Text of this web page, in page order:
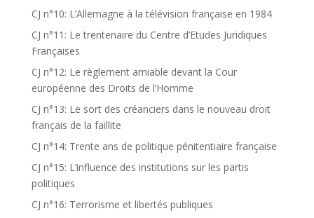
CJ n°10: L’Allemagne à la télévision française en 1984
CJ n°11: Le trentenaire du Centre d’Etudes Juridiques
Françaises
CJ n°12: Le règlement amiable devant la Cour
européenne des Droits de l’Homme
CJ n°13: Le sort des créanciers dans le nouveau droit
français de la faillite
CJ n°14: Trente ans de politique pénitentiaire française
CJ n°15: L’influence des institutions sur les partis
politiques
CJ n°16: Terrorisme et libertés publiques